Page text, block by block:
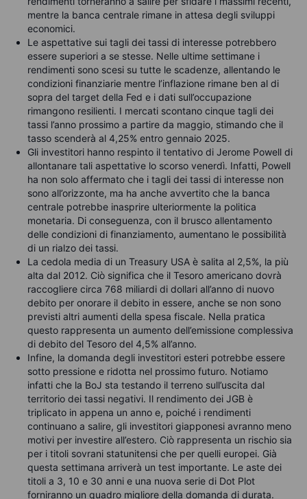
mentre la banca centrale rimane in attesa degli sviluppi
economici.
Le aspettative sui tagli dei tassi di interesse potrebbero
essere superiori a se stesse. Nelle ultime settimane i
rendimenti sono scesi su tutte le scadenze, allentando le
condizioni finanziarie mentre l’inflazione rimane ben al di
sopra del target della Fed e i dati sull’occupazione
rimangono resilienti. I mercati scontano cinque tagli dei
tassi l’anno prossimo a partire da maggio, stimando che il
tasso scenderà al 4,25% entro gennaio 2025.
Gli investitori hanno respinto il tentativo di Jerome Powell di
allontanare tali aspettative lo scorso venerdì. Infatti, Powell
ha non solo affermato che i tagli dei tassi di interesse non
sono all’orizzonte, ma ha anche avvertito che la banca
centrale potrebbe inasprire ulteriormente la politica
monetaria. Di conseguenza, con il brusco allentamento
delle condizioni di finanziamento, aumentano le possibilità
di un rialzo dei tassi.
La cedola media di un Treasury USA è salita al 2,5%, la più
alta dal 2012. Ciò significa che il Tesoro americano dovrà
raccogliere circa 768 miliardi di dollari all’anno di nuovo
debito per onorare il debito in essere, anche se non sono
previsti altri aumenti della spesa fiscale. Nella pratica
questo rappresenta un aumento dell’emissione complessiva
di debito del Tesoro del 4,5% all’anno.
Infine, la domanda degli investitori esteri potrebbe essere
sotto pressione e ridotta nel prossimo futuro. Notiamo
infatti che la BoJ sta testando il terreno sull’uscita dal
territorio dei tassi negativi. Il rendimento dei JGB è
triplicato in appena un anno e, poiché i rendimenti
continuano a salire, gli investitori giapponesi avranno meno
motivi per investire all’estero. Ciò rappresenta un rischio sia
per i titoli sovrani statunitensi che per quelli europei. Già
questa settimana arriverà un test importante. Le aste dei
titoli a 3, 10 e 30 anni e una nuova serie di Dot Plot
forniranno un quadro migliore della domanda di durata.